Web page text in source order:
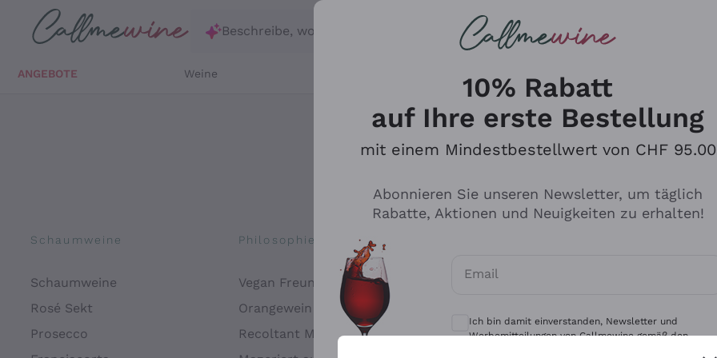
Zum Hauptinhalt springen
Beschreibe, wonach du suchst
ANGEBOTE Weine
Schaumweine
Schaumweine
Rosé Sekt
Prosecco
Philosophien
Vegan Freundlich
Orangewein
Recoltant Manipulant
Antinori
Ca' del Bosco
Gavi
10% Rabatt
auf Ihre erste Bestellung
mit einem Mindestbestellwert von CHF 95.00
Abonnieren Sie unseren Newsletter, um täglich
Rabatte, Aktionen und Neuigkeiten zu erhalten!
Email
Optionale Einwilligungen zum Erhalt von
Ich bin damit einverstanden, Newsletter und
Werbemitteilungen von Callmewine gemäß den -